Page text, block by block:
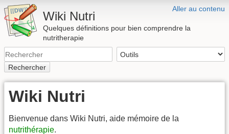
Aller au contenu
Wiki Nutri
Quelques définitions pour bien comprendre la
nutritherapie
Rechercher
Wiki Nutri
Bienvenue dans Wiki Nutri, aide mémoire de la
nutrithérapie.